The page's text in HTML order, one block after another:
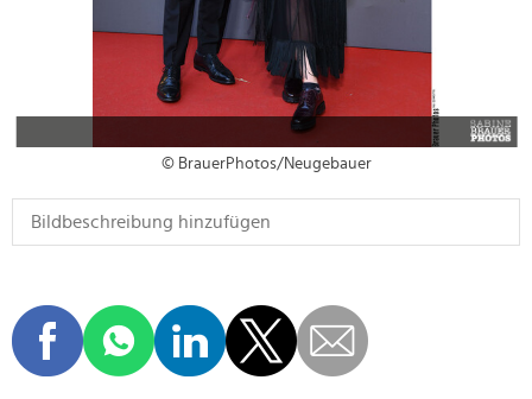
© BrauerPhotos/Neugebauer